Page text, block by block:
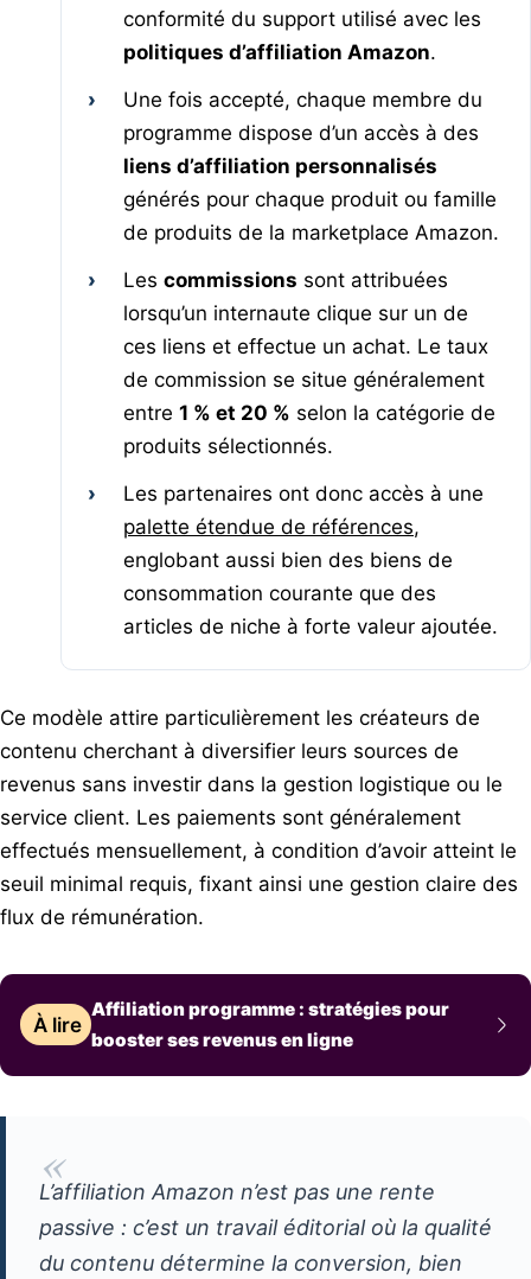
conformité du support utilisé avec les
politiques d’affiliation Amazon.
›
Une fois accepté, chaque membre du
programme dispose d’un accès à des
liens d’affiliation personnalisés
générés pour chaque produit ou famille
de produits de la marketplace Amazon.
›
Les commissions sont attribuées
lorsqu’un internaute clique sur un de
ces liens et effectue un achat. Le taux
de commission se situe généralement
entre 1 % et 20 % selon la catégorie de
produits sélectionnés.
›
Les partenaires ont donc accès à une
palette étendue de références,
englobant aussi bien des biens de
consommation courante que des
articles de niche à forte valeur ajoutée.
Ce modèle attire particulièrement les créateurs de
contenu cherchant à diversifier leurs sources de
revenus sans investir dans la gestion logistique ou le
service client. Les paiements sont généralement
effectués mensuellement, à condition d’avoir atteint le
seuil minimal requis, fixant ainsi une gestion claire des
flux de rémunération.
À lire
Affiliation programme : stratégies pour
booster ses revenus en ligne
«
L’affiliation Amazon n’est pas une rente
passive : c’est un travail éditorial où la qualité
du contenu détermine la conversion, bien